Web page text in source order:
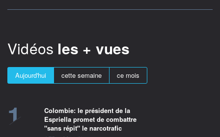
Vidéos les + vues
Aujourd'hui cette semaine ce mois
1
Colombie: le président de la
Espriella promet de combattre
"sans répit" le narcotrafic